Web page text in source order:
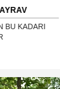
DAŞCI
Lideri